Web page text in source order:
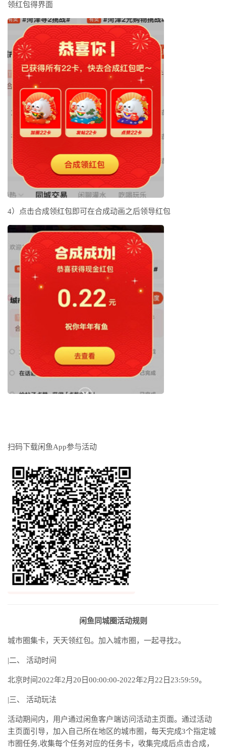
领红包得界面
4）点击合成领红包即可在合成动画之后领导红包
扫码下载闲鱼App参与活动
闲鱼同城圈活动规则
城市圈集卡，天天领红包。加入城市圈，一起寻找2。
|二、 活动时间
北京时间2022年2月20日00:00:00-2022年2月22日23:59:59。
|三、 活动玩法
活动期间内，用户通过闲鱼客户端访问活动主页面。通过活动
主页面引导，加入自己所在地区的城市圈，每天完成3个指定城
市圈任务,收集每个任务对应的任务卡，收集完成后点击合成，